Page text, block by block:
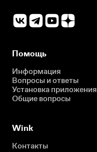
Помощь
Информация
Вопросы и ответы
Установка приложения
Общие вопросы
Wink
Контакты